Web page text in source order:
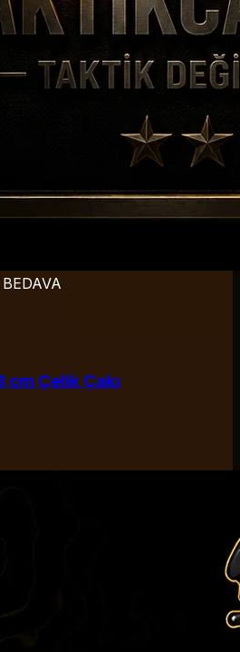
cm Çelik Çakı